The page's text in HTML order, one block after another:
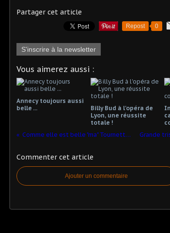
Partager cet article
Repost 0
S'inscrire à la newsletter
Vous aimerez aussi :
Annecy toujours aussi
belle ...
Billy Bud à l'opéra de
Lyon, une réussite
totale !
Comme elle est belle "ma" Tournette" !
Commenter cet article
Ajouter un commentaire